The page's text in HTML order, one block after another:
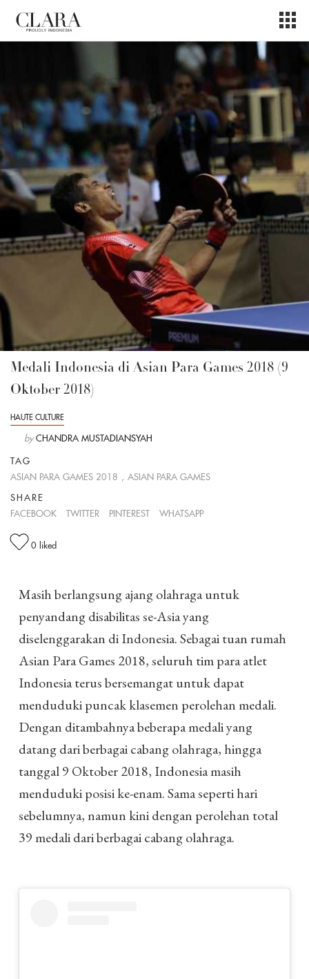
Medali Indonesia di Asian Para Games 2018 (9
Oktober 2018)
HAUTE CULTURE
by CHANDRA MUSTADIANSYAH
TAG
ASIAN PARA GAMES 2018 , ASIAN PARA GAMES
SHARE
FACEBOOK
TWITTER PINTEREST WHATSAPP
0 liked
Masih berlangsung ajang olahraga untuk
penyandang disabilitas se-Asia yang
diselenggarakan di Indonesia. Sebagai tuan rumah
Asian Para Games 2018, seluruh tim para atlet
Indonesia terus bersemangat untuk dapat
menduduki puncak klasemen perolehan medali.
Dengan ditambahnya beberapa medali yang
datang dari berbagai cabang olahraga, hingga
tanggal 9 Oktober 2018, Indonesia masih
menduduki posisi ke-enam. Sama seperti hari
sebelumnya, namun kini dengan perolehan total
39 medali dari berbagai cabang olahraga.